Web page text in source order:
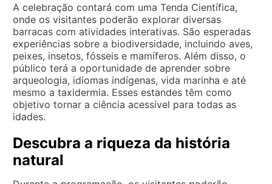
A celebração contará com uma Tenda Científica,
onde os visitantes poderão explorar diversas
barracas com atividades interativas. São esperadas
experiências sobre a biodiversidade, incluindo aves,
peixes, insetos, fósseis e mamíferos. Além disso, o
público terá a oportunidade de aprender sobre
arqueologia, idiomas indígenas, vida marinha e até
mesmo a taxidermia. Esses estandes têm como
objetivo tornar a ciência acessível para todas as
idades.
Descubra a riqueza da história
natural